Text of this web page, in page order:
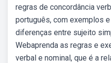
regras de concordância
português, com exemplos
diferenças entre sujeito
Webaprenda as regras e
verbal e nominal, que é a